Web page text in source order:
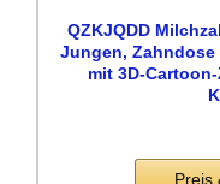
QZKJQDD
Jungen,
mit 3D-
Preis